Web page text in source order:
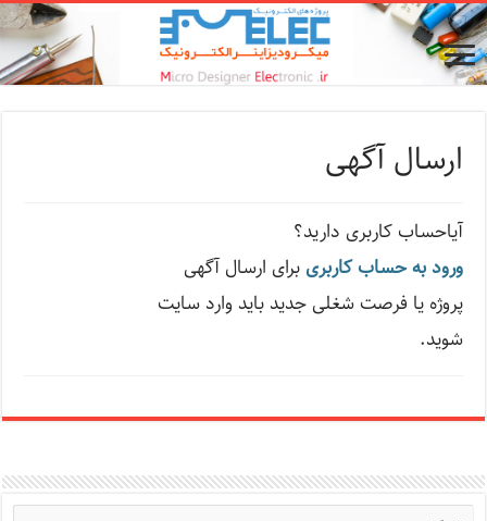
ارسال آگهی
آیاحساب کاربری دارید؟
ورود به حساب کاربری برای ارسال آگهی
پروژه یا فرصت شغلی جدید باید وارد سایت
شوید.